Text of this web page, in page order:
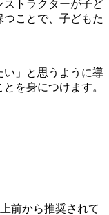
ストラクターが子ど
ことで、子どもた
い」と思うように導
を身につけます。
前から推奨されて